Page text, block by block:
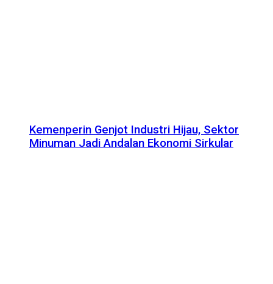
Kemenperin Genjot Industri Hijau, Sektor
Minuman Jadi Andalan Ekonomi Sirkular